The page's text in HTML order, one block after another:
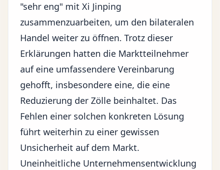
"sehr eng" mit Xi Jinping
zusammenzuarbeiten, um den bilateralen
Handel weiter zu öffnen. Trotz dieser
Erklärungen hatten die Marktteilnehmer
auf eine umfassendere Vereinbarung
gehofft, insbesondere eine, die eine
Reduzierung der Zölle beinhaltet. Das
Fehlen einer solchen konkreten Lösung
führt weiterhin zu einer gewissen
Unsicherheit auf dem Markt.
Uneinheitliche Unternehmensentwicklung